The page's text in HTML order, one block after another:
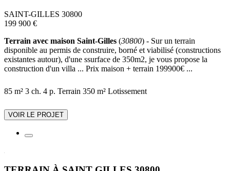
SAINT-GILLES 30800
199 900 €
Terrain avec maison Saint-Gilles (30800) - Sur un terrain
disponible au permis de construire, borné et viabilisé (constructions
existantes autour), d'une ssurface de 350m2, je vous propose la
construction d'un villa ... Prix maison + terrain 199900€ ...
85 m² 3 ch. 4 p. Terrain 350 m² Lotissement
VOIR LE PROJET